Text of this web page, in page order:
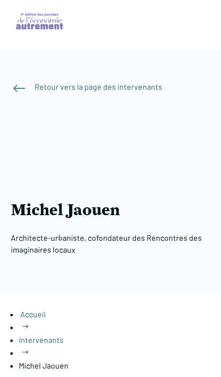
# Retour vers la page des intervenants
Michel Jaouen
Architecte-urbaniste, cofondateur des Rencontres des
imaginaires locaux
Accueil
$
Intervenants
$
Michel Jaouen